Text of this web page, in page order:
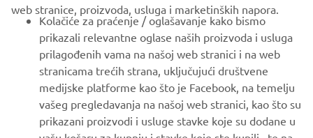
FOR BUSINESS
MORE YAMAHA
SUPPORT
web stranice, proizvoda, usluga i marketinških napora.
Kolačiće za praćenje / oglašavanje kako bismo
prikazali relevantne oglase naših proizvoda i usluga
prilagođenih vama na našoj web stranici i na web
stranicama trećih strana, uključujući društvene
medijske platforme kao što je Facebook, na temelju
vašeg pregledavanja na našoj web stranici, kao što su
prikazani proizvodi i usluge stavke koje su dodane u